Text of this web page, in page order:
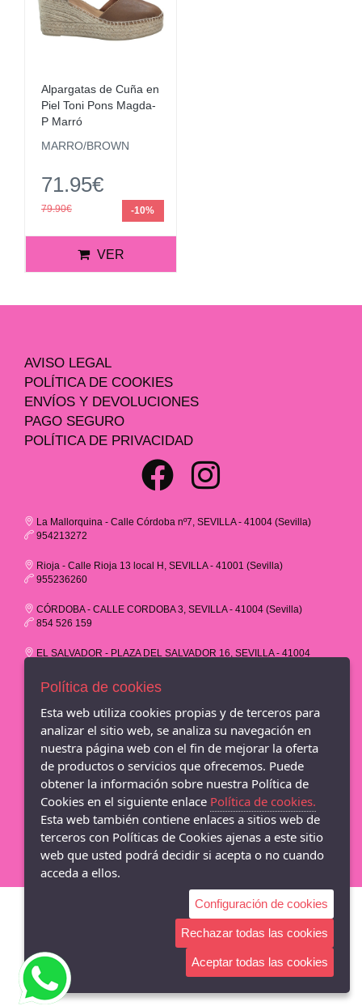
Alpargatas de Cuña en
Piel Toni Pons Magda-
P Marró
MARRO/BROWN
71.95€
79.90€ -10%
VER
AVISO LEGAL
POLÍTICA DE COOKIES
ENVÍOS Y DEVOLUCIONES
PAGO SEGURO
POLÍTICA DE PRIVACIDAD
La Mallorquina - Calle Córdoba nº7, SEVILLA - 41004 (Sevilla)
954213272
Rioja - Calle Rioja 13 local H, SEVILLA - 41001 (Sevilla)
955236260
CÓRDOBA - CALLE CORDOBA 3, SEVILLA - 41004 (Sevilla)
854 526 159
EL SALVADOR - PLAZA DEL SALVADOR 16, SEVILLA - 41004
854 707 433
CC LOS ARCOS - AVND.DE ANDALUCIA S/N - 1ª PLANTA LOCAL
A16, SEVILLA - 41007 (Sevilla)
854 526 953
CC LAGOH - AVENIDA DE PALMAS ALTAS 1, 1ª PLANTA LOCAL
A32, SEVILLA - 41014 (Sevilla)
854 80 84 88
M&R Zapateria - Adriann Lasconi
Política de cookies
Esta web utiliza cookies propias y de terceros para
analizar el sitio web, se analiza su navegación en
nuestra página web con el fin de mejorar la oferta
de productos o servicios que ofrecemos. Puede
obtener la información sobre nuestra Política de
Cookies en el siguiente enlace Política de cookies.
Esta web también contiene enlaces a sitios web de
terceros con Políticas de Cookies ajenas a este sitio
web que usted podrá decidir si acepta o no cuando
acceda a ellos.
Configuración de cookies
Rechazar todas las cookies
Aceptar todas las cookies